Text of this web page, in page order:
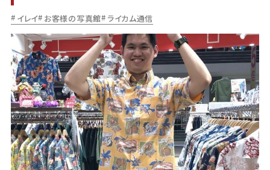
イレイ お客様の写真館 ライカム通信